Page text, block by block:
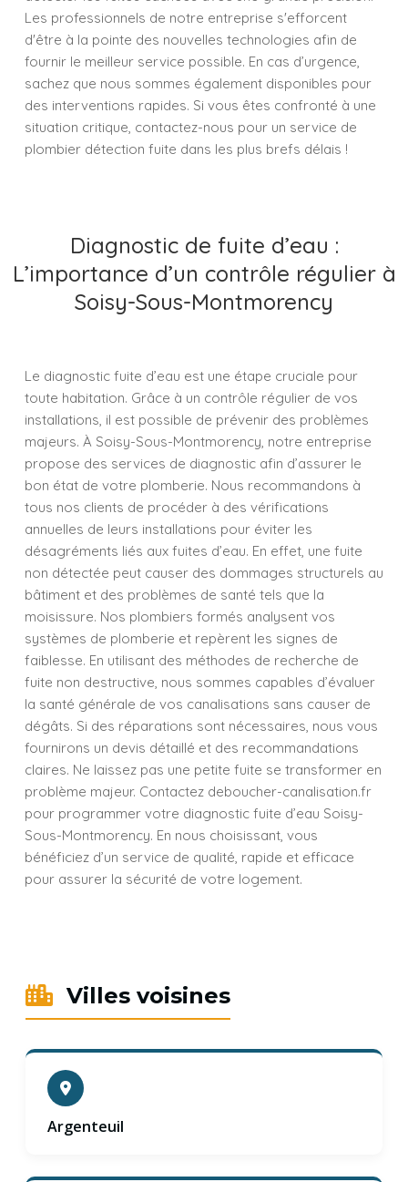
Les professionnels de notre entreprise s'efforcent
d'être à la pointe des nouvelles technologies afin de
fournir le meilleur service possible. En cas d’urgence,
sachez que nous sommes également disponibles pour
des interventions rapides. Si vous êtes confronté à une
situation critique, contactez-nous pour un service de
plombier détection fuite dans les plus brefs délais !
Diagnostic de fuite d’eau :
L’importance d’un contrôle régulier à
Soisy-Sous-Montmorency
Le diagnostic fuite d’eau est une étape cruciale pour
toute habitation. Grâce à un contrôle régulier de vos
installations, il est possible de prévenir des problèmes
majeurs. À Soisy-Sous-Montmorency, notre entreprise
propose des services de diagnostic afin d’assurer le
bon état de votre plomberie. Nous recommandons à
tous nos clients de procéder à des vérifications
annuelles de leurs installations pour éviter les
désagréments liés aux fuites d’eau. En effet, une fuite
non détectée peut causer des dommages structurels au
bâtiment et des problèmes de santé tels que la
moisissure. Nos plombiers formés analysent vos
systèmes de plomberie et repèrent les signes de
faiblesse. En utilisant des méthodes de recherche de
fuite non destructive, nous sommes capables d’évaluer
la santé générale de vos canalisations sans causer de
dégâts. Si des réparations sont nécessaires, nous vous
fournirons un devis détaillé et des recommandations
claires. Ne laissez pas une petite fuite se transformer en
problème majeur. Contactez deboucher-canalisation.fr
pour programmer votre diagnostic fuite d’eau Soisy-
Sous-Montmorency. En nous choisissant, vous
bénéficiez d’un service de qualité, rapide et efficace
pour assurer la sécurité de votre logement.
Villes voisines
Argenteuil